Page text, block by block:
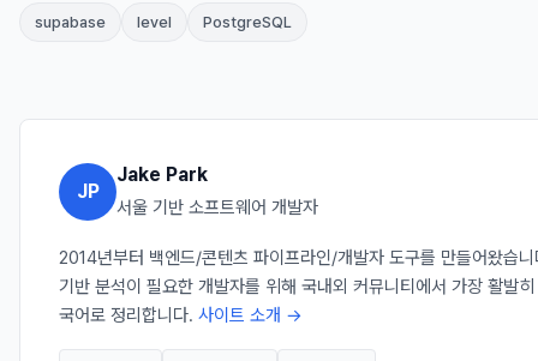
supabase level PostgreSQL
JP
Jake Park
서울 기반 소프트웨어 개발자
2014년부터 백엔드/콘텐츠 파이프라인/개발자 도구를 만들어왔습
기반 분석이 필요한 개발자를 위해 국내외 커뮤니티에서 가장 활발
국어로 정리합니다. 사이트 소개 →